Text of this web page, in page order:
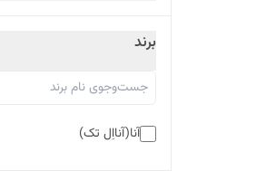
برند
آنا(آنااِل تک)